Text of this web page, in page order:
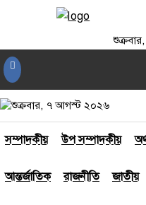
শুক্রবার, ৭ আগস্ট ২০২৬
সম্পাদকীয় উপ সম্পাদকীয়
আন্তর্জাতিক রাজনীতি জাতীয়